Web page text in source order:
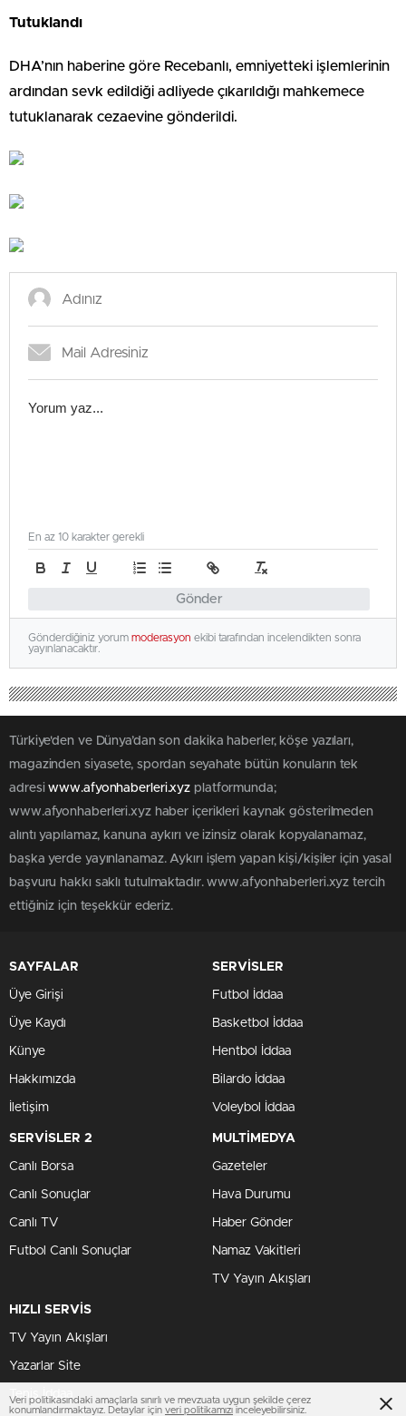
Tutuklandı
DHA’nın haberine göre Recebanlı, emniyetteki işlemlerinin
ardından sevk edildiği adliyede çıkarıldığı mahkemece
tutuklanarak cezaevine gönderildi.
Gönder
En az 10 karakter gerekli
Gönderdiğiniz yorum moderasyon ekibi tarafından incelendikten sonra
yayınlanacaktır.
Türkiye'den ve Dünya’dan son dakika haberler, köşe yazıları,
magazinden siyasete, spordan seyahate bütün konuların tek
adresiwww.afyonhaberleri.xyz platformunda;
www.afyonhaberleri.xyz haber içerikleri kaynak gösterilmeden
alıntı yapılamaz, kanuna aykırı ve izinsiz olarak kopyalanamaz,
başka yerde yayınlanamaz. Aykırı işlem yapan kişi/kişiler için yasal
başvuru hakkı saklı tutulmaktadır. www.afyonhaberleri.xyz tercih
ettiğiniz için teşekkür ederiz.
SAYFALAR
Üye Girişi
Üye Kaydı
Künye
Hakkımızda
İletişim
SERVİSLER
Futbol İddaa
Basketbol İddaa
Hentbol İddaa
Bilardo İddaa
Voleybol İddaa
SERVİSLER 2
Canlı Borsa
Canlı Sonuçlar
Canlı TV
Futbol Canlı Sonuçlar
MULTİMEDYA
Gazeteler
Hava Durumu
Haber Gönder
Namaz Vakitleri
TV Yayın Akışları
HIZLI SERVİS
TV Yayın Akışları
Yazarlar Site
Tenis İddaa
Veri politikasındaki amaçlarla sınırlı ve mevzuata uygun şekilde çerez
konumlandırmaktayız. Detaylar için veri politikamızı inceleyebilirsiniz.